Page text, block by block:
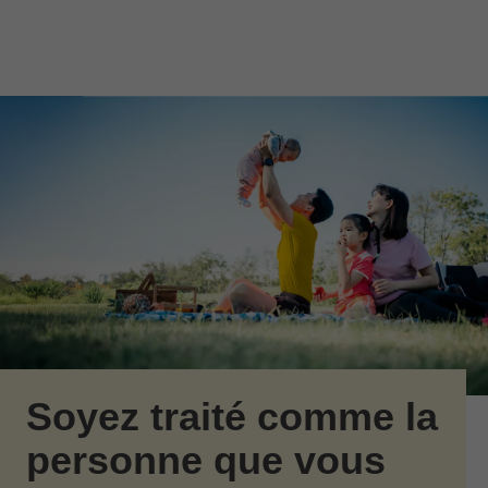
Soyez traité comme la
personne que vous